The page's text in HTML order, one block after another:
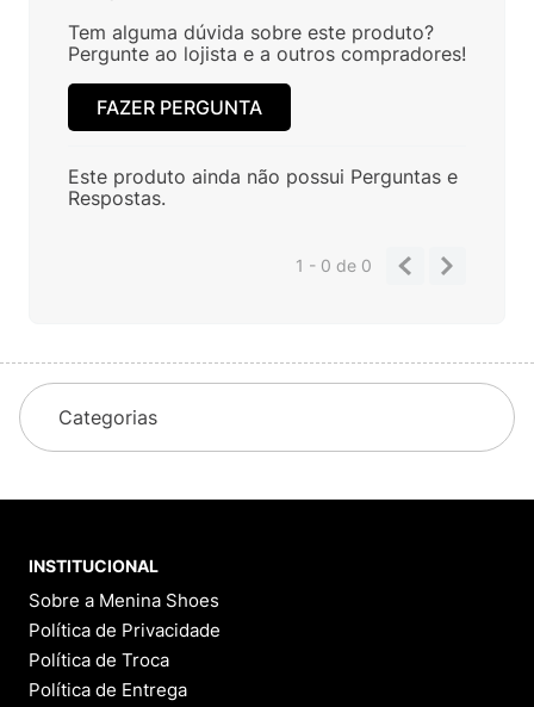
Tem alguma dúvida sobre este produto?
Pergunte ao lojista e a outros compradores!
FAZER PERGUNTA
Este produto ainda não possui Perguntas e
Respostas.
1 - 0de 0
Categorias
INSTITUCIONAL
Sobre a Menina Shoes
Política de Privacidade
Política de Troca
Política de Entrega